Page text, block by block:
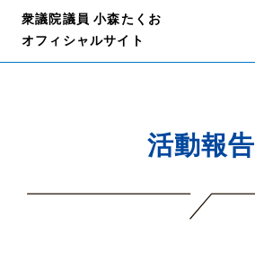
衆議院議員 小森たくお
オフィシャルサイト
活動報告